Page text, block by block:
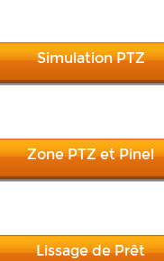
Simulation PTZ
Zone PTZ et Pinel
Lissage de Prêt